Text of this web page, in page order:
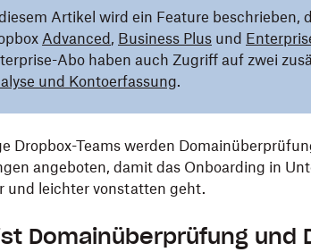
Artikel wird ein Feature beschrieben,
Advanced , Business Plus und
Abo haben auch Zugriff auf zwei
und Kontoerfassung.
Dropbox-Teams werden
angeboten, damit das Onboarding in
und leichter vonstatten geht.
Domainüberprüfung und